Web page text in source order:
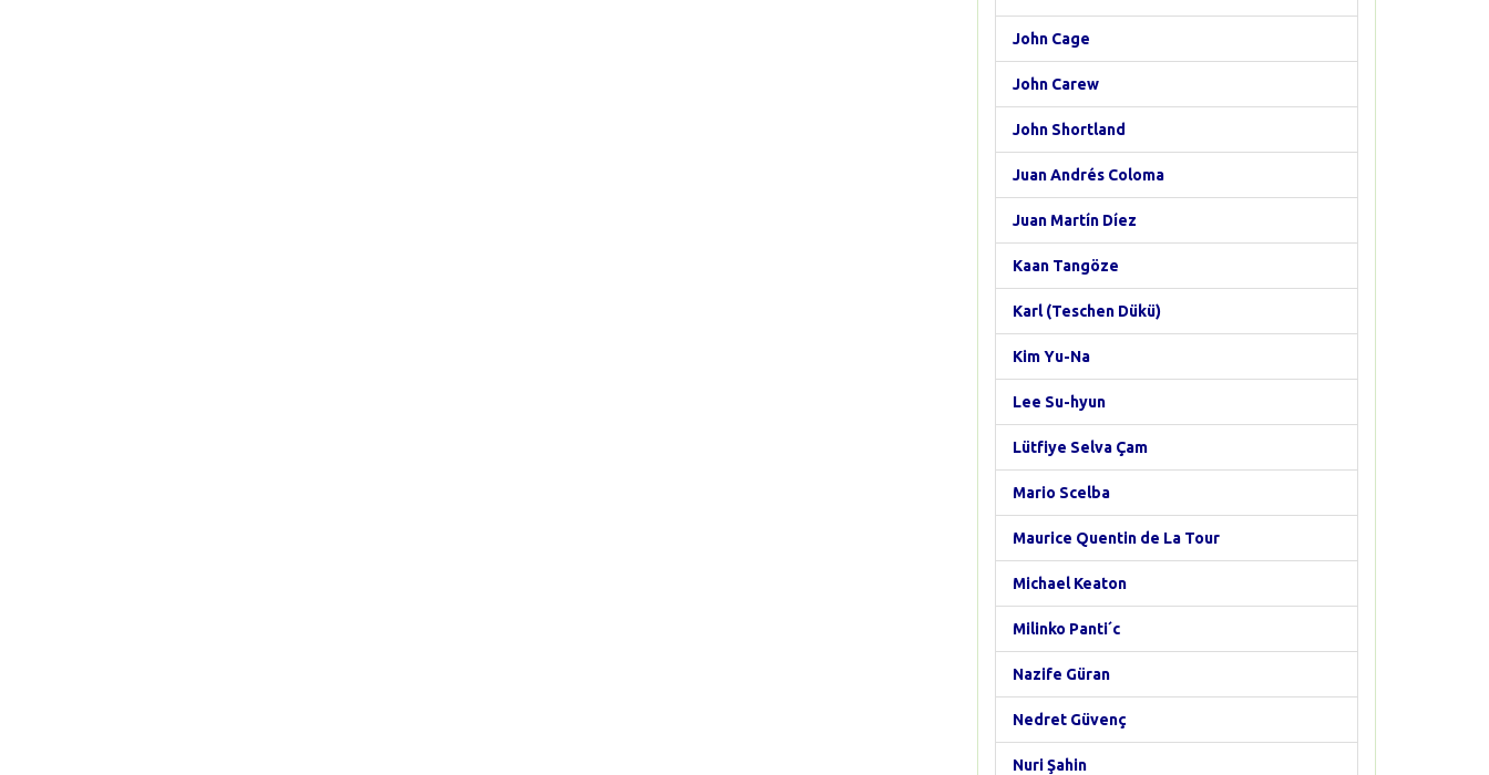
John Cage
John Carew
John Shortland
Juan Andrés Coloma
Juan Martín Díez
Kaan Tangöze
Karl (Teschen Dükü)
Kim Yu-Na
Lee Su-hyun
Lütfiye Selva Çam
Mario Scelba
Maurice Quentin de La Tour
Michael Keaton
Milinko Panti´c
Nazife Güran
Nedret Güvenç
Nuri Şahin